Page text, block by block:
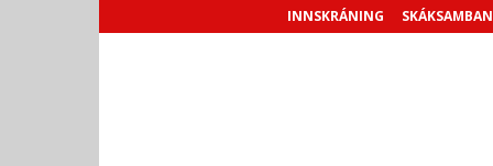
INNSKRÁNING